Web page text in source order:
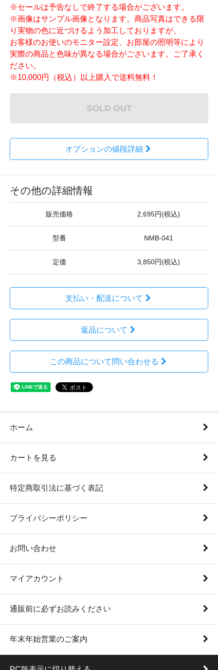
※セールは予告なしで終了する場合がございます。
※画像はサンプル画像となります。商品写真はできる限
り実物の色に近づけるよう加工しておりますが、
お客様のお使いのモニター設定、お部屋の照明等により
実際の商品と色味が異なる場合がございます。ご了承く
ださい。
※10,000円（税込）以上購入で送料無料！
SOLD OUT
オプションの値段詳細
その他の詳細情報
販売価格 2,695円(税込)
型番 NMB-041
定価 3,850円(税込)
支払い・配送について
返品について
この商品について問い合わせる
ホーム
カートを見る
特定商取引法に基づく表記
プライバシーポリシー
お問い合わせ
マイアカウント
通販前に必ずお読みください
年末年始営業のご案内